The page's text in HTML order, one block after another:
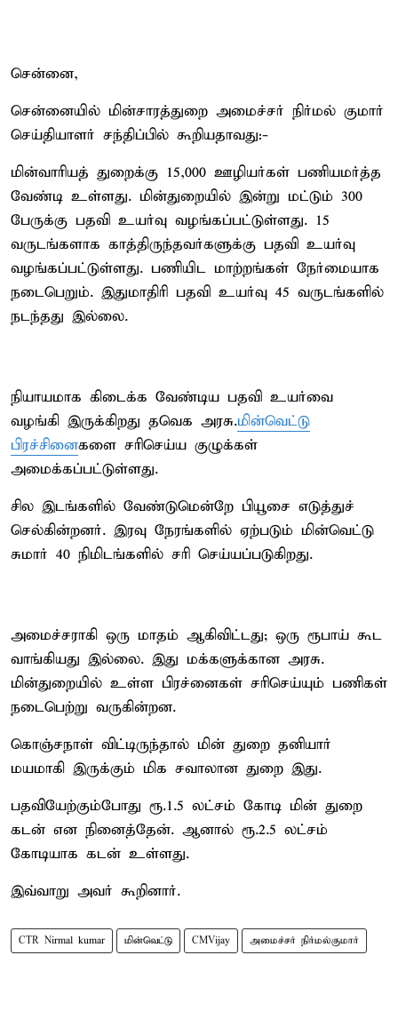
சென்னை,
சென்னையில் மின்சாரத்துறை அமைச்சர் நிர்மல் குமார்
செய்தியாளர் சந்திப்பில் கூறியதாவது:-
மின்வாரியத் துறைக்கு 15,000 ஊழியர்கள் பணியமர்த்த
வேண்டி உள்ளது. மின்துறையில் இன்று மட்டும் 300
பேருக்கு பதவி உயர்வு வழங்கப்பட்டுள்ளது. 15
வருடங்களாக காத்திருந்தவர்களுக்கு பதவி உயர்வு
வழங்கப்பட்டுள்ளது. பணியிட மாற்றங்கள் நேர்மையாக
நடைபெறும். இதுமாதிரி பதவி உயர்வு 45 வருடங்களில்
நடந்தது இல்லை.
நியாயமாக கிடைக்க வேண்டிய பதவி உயர்வை
வழங்கி இருக்கிறது தவெக அரசு.மின்வெட்டு
பிரச்சினைகளை சரிசெய்ய குழுக்கள்
அமைக்கப்பட்டுள்ளது.
சில இடங்களில் வேண்டுமென்றே பியூசை எடுத்துச்
செல்கின்றனர். இரவு நேரங்களில் ஏற்படும் மின்வெட்டு
சுமார் 40 நிமிடங்களில் சரி செய்யப்படுகிறது.
அமைச்சராகி ஒரு மாதம் ஆகிவிட்டது; ஒரு ரூபாய் கூட
வாங்கியது இல்லை. இது மக்களுக்கான அரசு.
மின்துறையில் உள்ள பிரச்னைகள் சரிசெய்யும் பணிகள்
நடைபெற்று வருகின்றன.
கொஞ்சநாள் விட்டிருந்தால் மின் துறை தனியார்
மயமாகி இருக்கும் மிக சவாலான துறை இது.
பதவியேற்கும்போது ரூ.1.5 லட்சம் கோடி மின் துறை
கடன் என நினைத்தேன். ஆனால் ரூ.2.5 லட்சம்
கோடியாக கடன் உள்ளது.
இவ்வாறு அவர் கூறினார்.
CTR Nirmal kumar மின்வெட்டு CMVijay அமைச்சர் நிர்மல்குமார்